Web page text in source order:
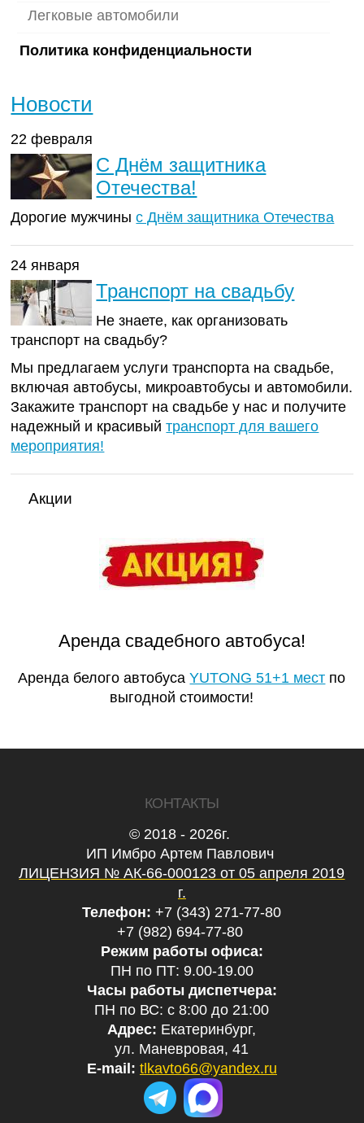
Легковые автомобили
Политика конфиденциальности
Новости
22 февраля
С Днём защитника
Отечества!
Дорогие мужчиныс Днём защитника Отечества
24 января
Транспорт на свадьбу
Не знаете, как организовать
транспорт на свадьбу?
Мы предлагаем услуги транспорта на свадьбе,
включая автобусы, микроавтобусы и автомобили.
Закажите транспорт на свадьбе у нас и получите
надежный и красивыйтранспорт для вашего
мероприятия!
Акции
Аренда свадебного автобуса!
Аренда белого автобусаYUTONG 51+1 мест по
выгодной стоимости!
КОНТАКТЫ
© 2018 - 2026г.
ИП Имбро Артем Павлович
ЛИЦЕНЗИЯ № АК-66-000123 от 05 апреля 2019
г.
Телефон:+7 (343) 271-77-80
+7 (982) 694-77-80
Режим работы офиса:
ПН по ПТ: 9.00-19.00
Часы работы диспетчера:
ПН по ВС: с 8:00 до 21:00
Адрес: Екатеринбург,
ул. Маневровая, 41
E-mail: tlkavto66@yandex.ru